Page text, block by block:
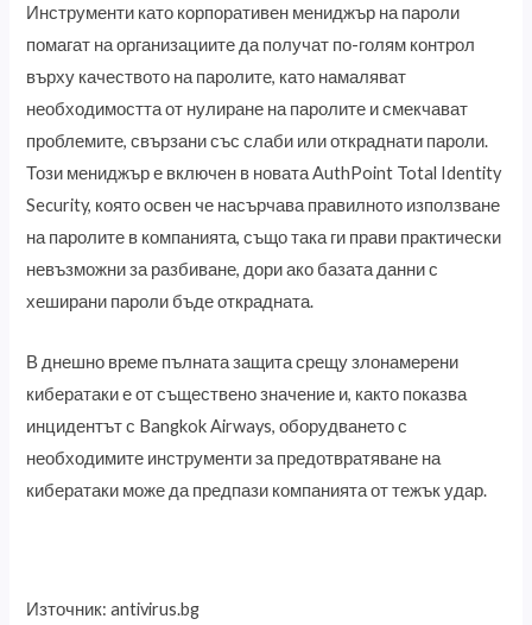
Инструменти като корпоративен мениджър на пароли
помагат на организациите да получат по-голям контрол
върху качеството на паролите, като намаляват
необходимостта от нулиране на паролите и смекчават
проблемите, свързани със слаби или откраднати пароли.
Този мениджър е включен в новата AuthPoint Total Identity
Security, която освен че насърчава правилното използване
на паролите в компанията, също така ги прави практически
невъзможни за разбиване, дори ако базата данни с
хеширани пароли бъде открадната.
В днешно време пълната защита срещу злонамерени
кибератаки е от съществено значение и, както показва
инцидентът с Bangkok Airways, оборудването с
необходимите инструменти за предотвратяване на
кибератаки може да предпази компанията от тежък удар.
Източник: antivirus.bg